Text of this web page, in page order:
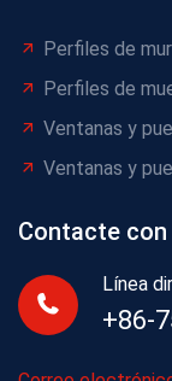
Perfiles de
Perfiles de
Ventanas y
Ventanas y
Contacte
Línea
+86-